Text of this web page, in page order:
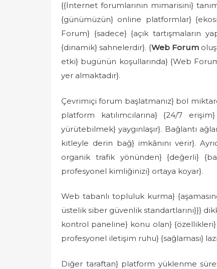
{{İnternet forumlarının mimarisini}
{günümüzün} online platformlar}
Forum} {sadece} {açık tartışmaların
{dinamik} sahnelerdir}. {Web Forum
etki} bugünün koşullarında} {Web
yer almaktadır}.
Çevrimiçi forum başlatmanız} bol
platform katılımcılarına} {24/7
yürütebilmek} yaygınlaşır}. Bağlantı
kitleyle derin bağ} imkânını verir}.
organik trafik yönünden} {değerli}
profesyonel kimliğinizi} ortaya koyar}.
Web tabanlı topluluk kurma}
üstelik siber güvenlik standartlarını}}}
kontrol paneline} konu olan}
profesyonel iletişim ruhu} {sağlaması}
Diğer taraftan} platform yüklenme